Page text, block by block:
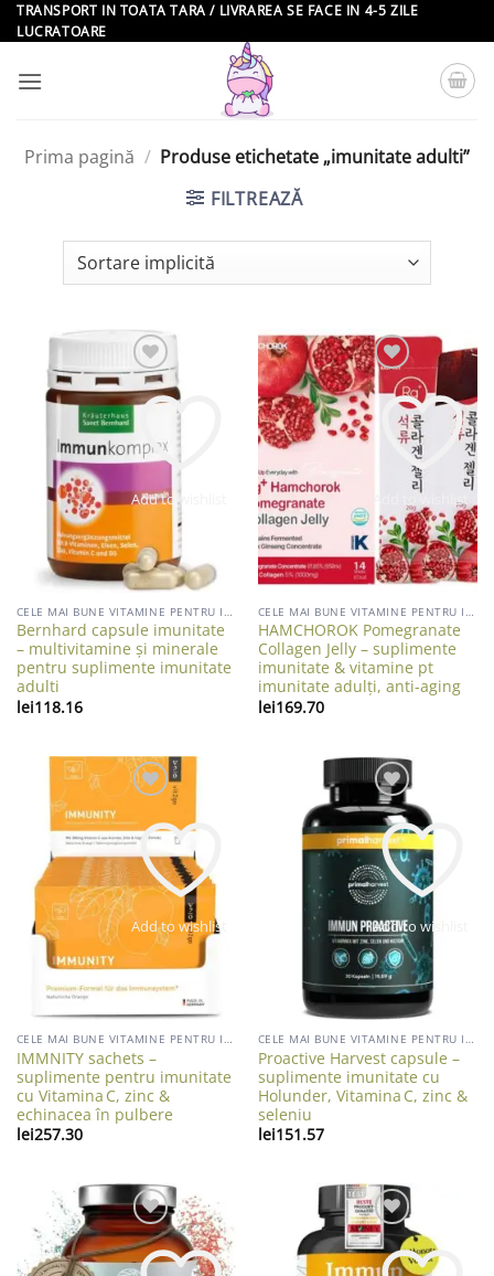
Skip
to
TRANSPORT IN TOATA TARA / LIVRAREA SE FACE IN 4-5 ZILE
LUCRATOARE
Prima pagină / Produse etichetate „imunitate adulti”
FILTREAZĂ
Add to wishlist
CELE MAI BUNE VITAMINE PENTRU IMUNITATE ADULTI
Bernhard capsule imunitate
– multivitamine și minerale
pentru suplimente imunitate
adulti
lei118.16
Add to wishlist
CELE MAI BUNE VITAMINE PENTRU IMUNITATE ADULTI
HAMCHOROK Pomegranate
Collagen Jelly – suplimente
imunitate & vitamine pt
imunitate adulți, anti-aging
lei169.70
Add to wishlist
CELE MAI BUNE VITAMINE PENTRU IMUNITATE ADULTI
IMMNITY sachets –
suplimente pentru imunitate
cu Vitamina C, zinc &
echinacea în pulbere
lei257.30
Add to wishlist
CELE MAI BUNE VITAMINE PENTRU IMUNITATE ADULTI
Proactive Harvest capsule –
suplimente imunitate cu
Holunder, Vitamina C, zinc &
seleniu
lei151.57